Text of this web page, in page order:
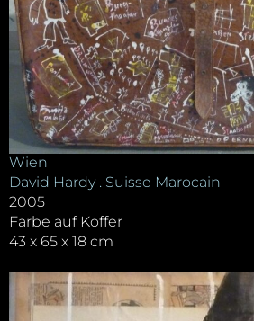
Wien
David Hardy . Suisse Marocain
2005
Farbe auf Koffer
43 x 65 x 18 cm